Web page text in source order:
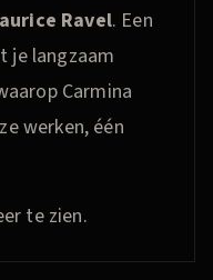
Ravel. Een
je langzaam
Carmina
werken, één
te zien.